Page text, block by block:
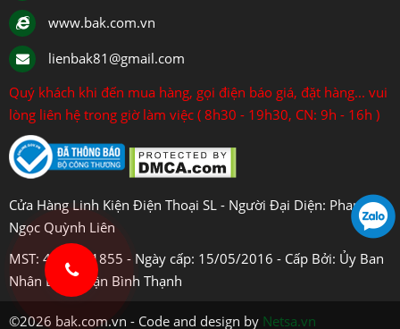
www.bak.com.vn
lienbak81@gmail.com
Quý khách khi đến mua hàng, gọi điện báo giá, đặt hàng... vui
lòng liên hệ trong giờ làm việc ( 8h30 - 19h30, CN: 9h - 16h )
Cửa Hàng Linh Kiện Điện Thoại SL - Người Đại Diện: Phan
Ngọc Quỳnh Liên
MST: 4108031855 - Ngày cấp: 15/05/2016 - Cấp Bởi: Ủy Ban
Nhân Dân Quận Bình Thạnh
©2026 bak.com.vn - Code and design by Netsa.vn